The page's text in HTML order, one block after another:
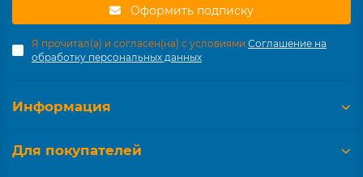
Оформить подписку
Я прочитал(а) и согласен(на) с условиями Соглашение на
обработку персональных данных
Информация
Для покупателей